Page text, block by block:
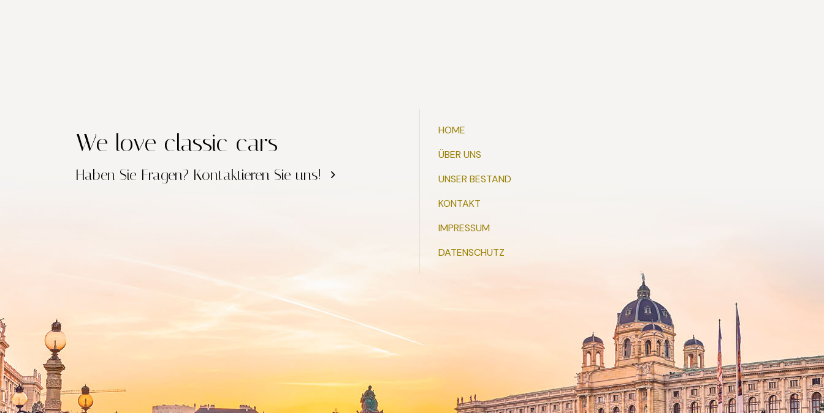
We love classic cars
Haben Sie Fragen? Kontaktieren Sie uns!
HOME
ÜBER UNS
UNSER BESTAND
KONTAKT
IMPRESSUM
DATENSCHUTZ